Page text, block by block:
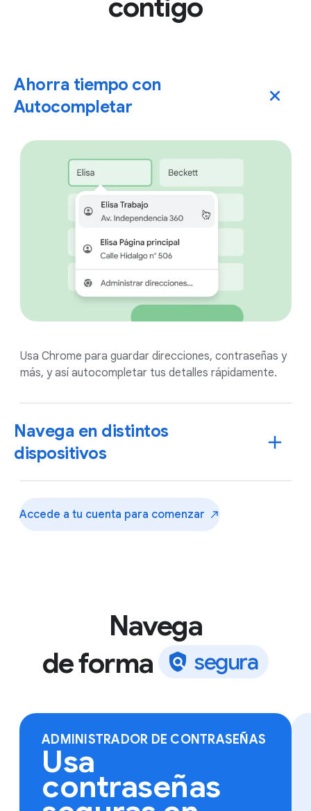
contigo
Ahorra tiempo con
Autocompletar
Usa Chrome para guardar direcciones, contraseñas y
más, y así autocompletar tus detalles rápidamente.
Navega en distintos
dispositivos
acceder a tus favoritos, contraseñas guardadas y
más.
Accede a tu cuenta para comenzar
Navega
de forma
segura
ADMINISTRADOR DE CONTRASEÑAS
Usa
contraseñas